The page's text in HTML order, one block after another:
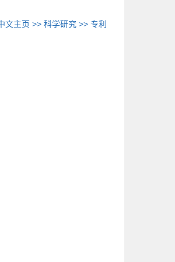
文主页 >>科学研究 >>专利